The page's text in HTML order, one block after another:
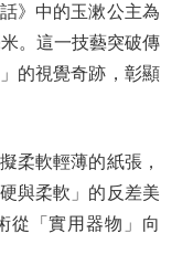
》中的玉漱公主為
。這一技藝突破傳
的視覺奇跡，彰顯
軟輕薄的紙張，
與柔軟」的反差美
從「實用器物」向